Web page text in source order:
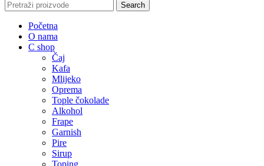
Search
Početna
O nama
C shop
Čaj
Kafa
Mlijeko
Oprema
Tople čokolade
Alkohol
Frape
Garnish
Pire
Sirup
Toping